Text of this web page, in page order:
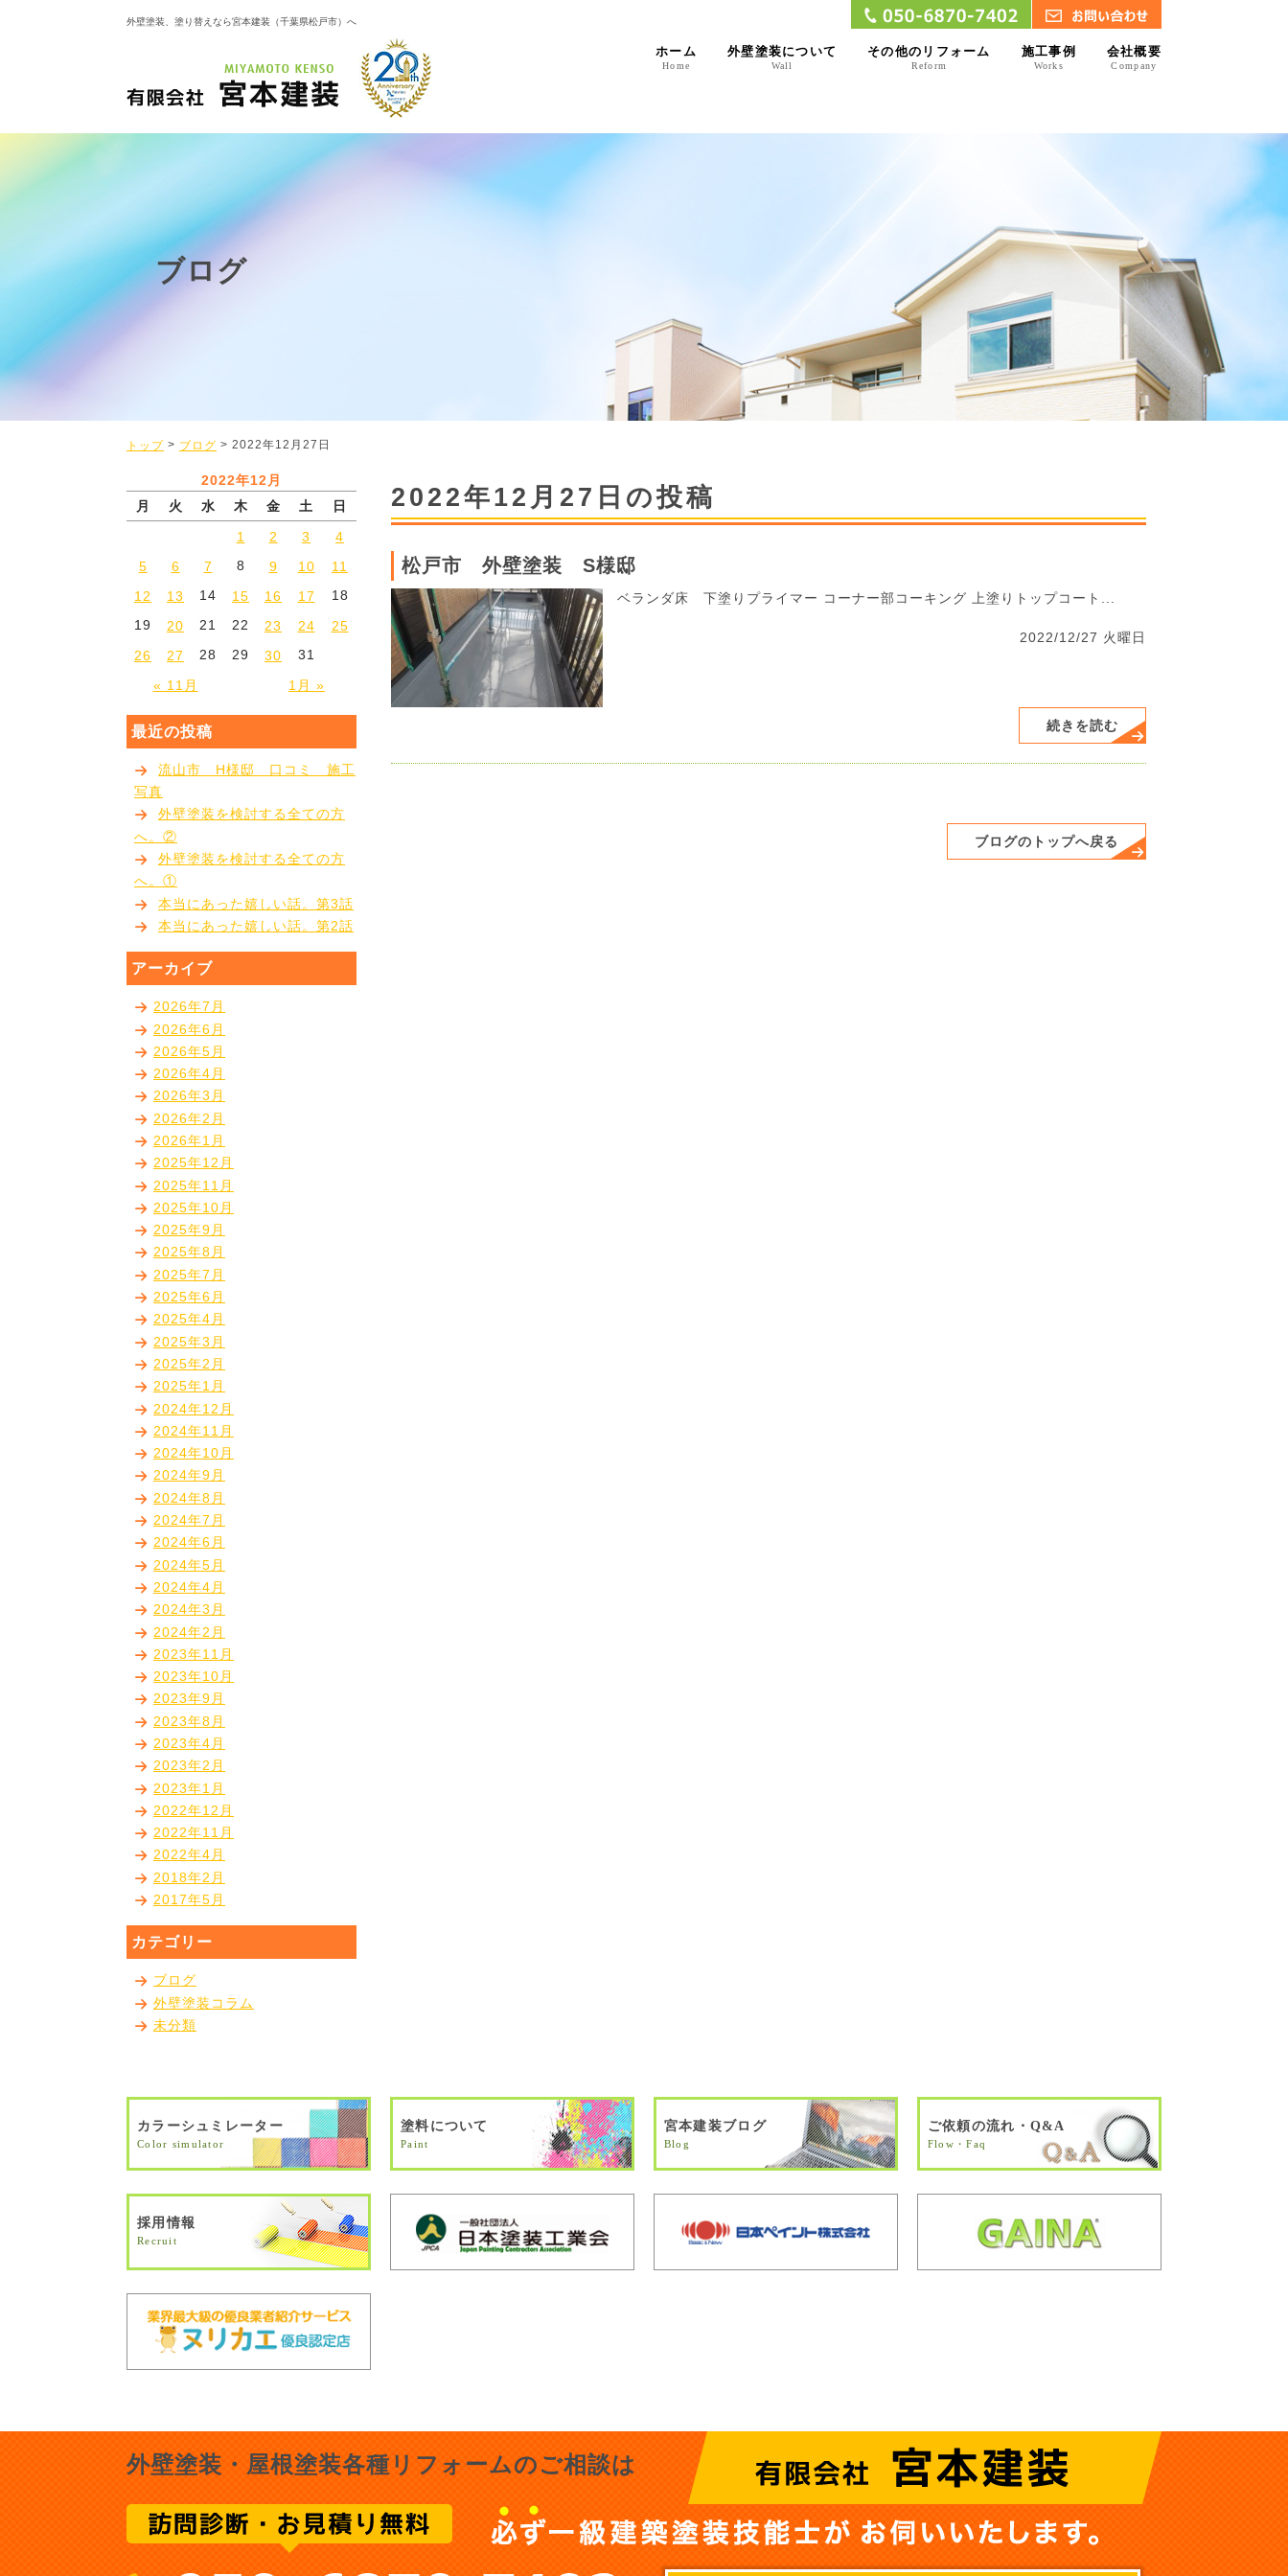
外壁塗装、塗り替えなら宮本建装（千葉県松戸市）へ
ホーム
Home
外壁塗装について
Wall
その他のリフォーム
Reform
施工事例
Works
会社概要
Company
ブログ
トップ > ブログ > 2022年12月27日
2022年12月27日の投稿
松戸市 外壁塗装 S様邸
ベランダ床 下塗りプライマー コーナー部コーキング 上塗りトップコート...
2022/12/27 火曜日
続きを読む
ブログのトップへ戻る
2022年12月
月
火 水 木 金 土 日
« 11月 1月 »
1 2 3
4
5
6 7 8 9 10
11
12
13 14 15 16 17
18
19
20 21 22 23 24
25
26
27 28 29 30 31
最近の投稿
流山市 H様邸 口コミ 施工
写真
外壁塗装を検討する全ての方
へ。②
外壁塗装を検討する全ての方
へ。①
本当にあった嬉しい話。第3話
本当にあった嬉しい話。第2話
アーカイブ
2026年7月
2026年6月
2026年5月
2026年4月
2026年3月
2026年2月
2026年1月
2025年12月
2025年11月
2025年10月
2025年9月
2025年8月
2025年7月
2025年6月
2025年4月
2025年3月
2025年2月
2025年1月
2024年12月
2024年11月
2024年10月
2024年9月
2024年8月
2024年7月
2024年6月
2024年5月
2024年4月
2024年3月
2024年2月
2023年11月
2023年10月
2023年9月
2023年8月
2023年4月
2023年2月
2023年1月
2022年12月
2022年11月
2022年4月
2018年2月
2017年5月
カテゴリー
ブログ
外壁塗装コラム
未分類
カラーシュミレーター
Color simulator
塗料について
Paint
宮本建装ブログ
Blog
ご依頼の流れ・Q&A
Flow・Faq
採用情報
Recruit
外壁塗装・屋根塗装各種リフォームのご相談は